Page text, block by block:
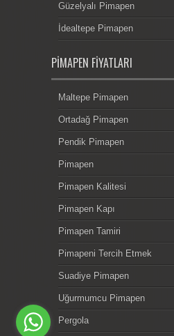
Güzelyalı Pimapen
İdealtepe Pimapen
PIMAPEN FIYATLARI
Maltepe Pimapen
Ortadağ Pimapen
Pendik Pimapen
Pimapen
Pimapen Kalitesi
Pimapen Kapı
Pimapen Tamiri
Pimapeni Tercih Etmek
Suadiye Pimapen
Uğurmumcu Pimapen
Pergola